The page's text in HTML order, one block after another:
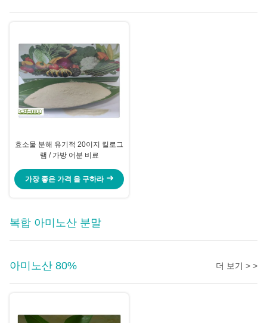
효소물 분해 유기적 20이지 킬로그
램 / 가방 어분 비료
가장 좋은 가격 을 구하라
복합 아미노산 분말
아미노산 80% 더 보기 > >